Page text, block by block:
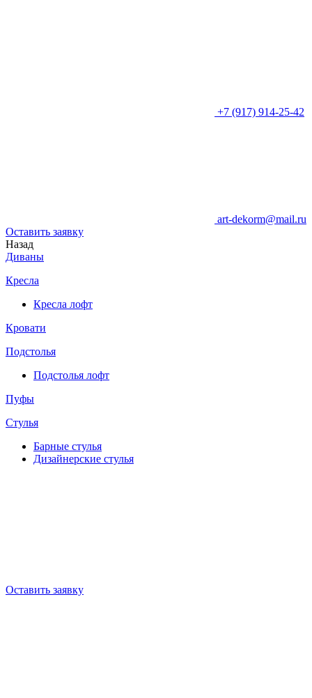
+7 (917) 914-25-42
art-dekorm@mail.ru
Оставить заявку
Назад
Диваны
Кресла
Кресла лофт
Кровати
Подстолья
Подстолья лофт
Пуфы
Стулья
Барные cтулья
Дизайнерские cтулья
Оставить заявку